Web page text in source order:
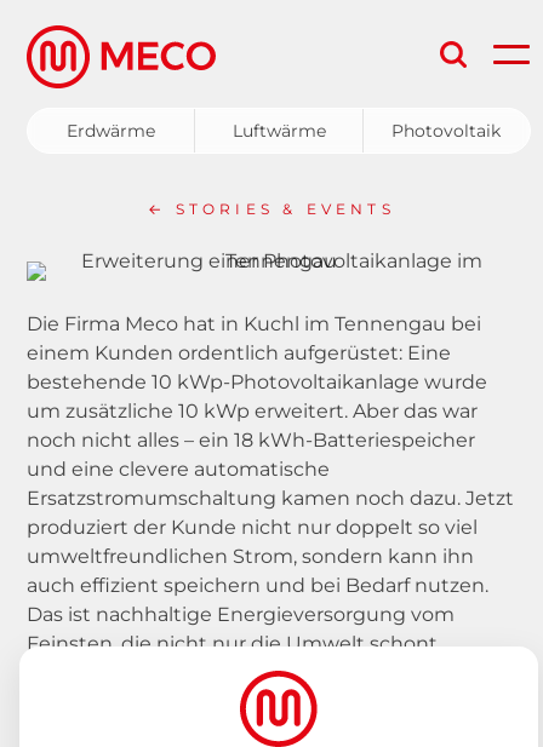
Erdwärme Luftwärme Photovoltaik
Erdwärme
Luftwärme
Photovoltaik
Service & Wartung
Förderungen
Referenzen
Projektkarte
Stories & Events
Wissenswertes
← STORIES & EVENTS
Die Firma Meco hat in Kuchl im Tennengau bei
einem Kunden ordentlich aufgerüstet: Eine
bestehende 10 kWp-Photovoltaikanlage wurde
um zusätzliche 10 kWp erweitert. Aber das war
noch nicht alles – ein 18 kWh-Batteriespeicher
und eine clevere automatische
Ersatzstromumschaltung kamen noch dazu. Jetzt
produziert der Kunde nicht nur doppelt so viel
umweltfreundlichen Strom, sondern kann ihn
auch effizient speichern und bei Bedarf nutzen.
Das ist nachhaltige Energieversorgung vom
Feinsten, die nicht nur die Umwelt schont,
sondern auch den Geldbeutel. Ein Schritt in die
grüne Zukunft, den Meco hier mit Bravour
Aufgrund eines technischen
Problems im Anfrageformular auf
der Homepage wurden die
nicht an MECO übermittelt.
Sie seit 01.12.2025 eine Anfrage via
Sie bitte telefonisch unter +43 5332
81604 Kontakt zu unseren
Verkaufsberatern auf.Wir bitten um
Entschuldigung für die
Unannehmlichkeiten. Ihr MECO-
Team
Dauerhaft ausblenden